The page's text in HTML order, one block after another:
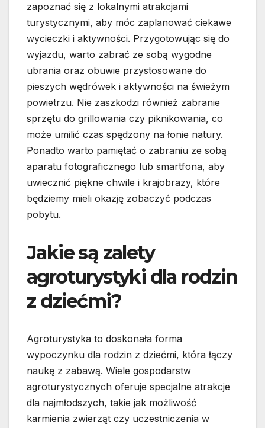
zapoznać się z lokalnymi atrakcjami
turystycznymi, aby móc zaplanować ciekawe
wycieczki i aktywności. Przygotowując się do
wyjazdu, warto zabrać ze sobą wygodne
ubrania oraz obuwie przystosowane do
pieszych wędrówek i aktywności na świeżym
powietrzu. Nie zaszkodzi również zabranie
sprzętu do grillowania czy piknikowania, co
może umilić czas spędzony na łonie natury.
Ponadto warto pamiętać o zabraniu ze sobą
aparatu fotograficznego lub smartfona, aby
uwiecznić piękne chwile i krajobrazy, które
będziemy mieli okazję zobaczyć podczas
pobytu.
Jakie są zalety
agroturystyki dla rodzin
z dziećmi?
Agroturystyka to doskonała forma
wypoczynku dla rodzin z dziećmi, która łączy
naukę z zabawą. Wiele gospodarstw
agroturystycznych oferuje specjalne atrakcje
dla najmłodszych, takie jak możliwość
karmienia zwierząt czy uczestniczenia w